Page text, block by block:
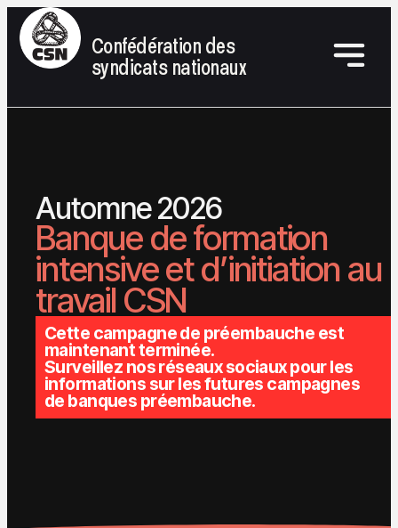
Confédération des
syndicats nationaux
Automne 2026
Banque de formation
intensive et d’initiation au
travail CSN
Cette campagne de préembauche est
maintenant terminée.
Surveillez nos réseaux sociaux pour les
informations sur les futures campagnes
de banques préembauche.